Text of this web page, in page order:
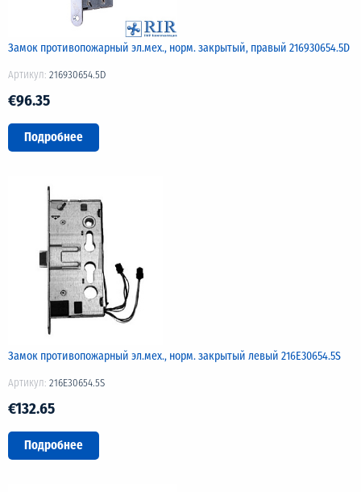
Замок противопожарный эл.мех., норм. закрытый, правый 216930654.5D
Артикул: 216930654.5D
€96.35
Подробнее
Замок противопожарный эл.мех., норм. закрытый левый 216E30654.5S
Артикул: 216E30654.5S
€132.65
Подробнее